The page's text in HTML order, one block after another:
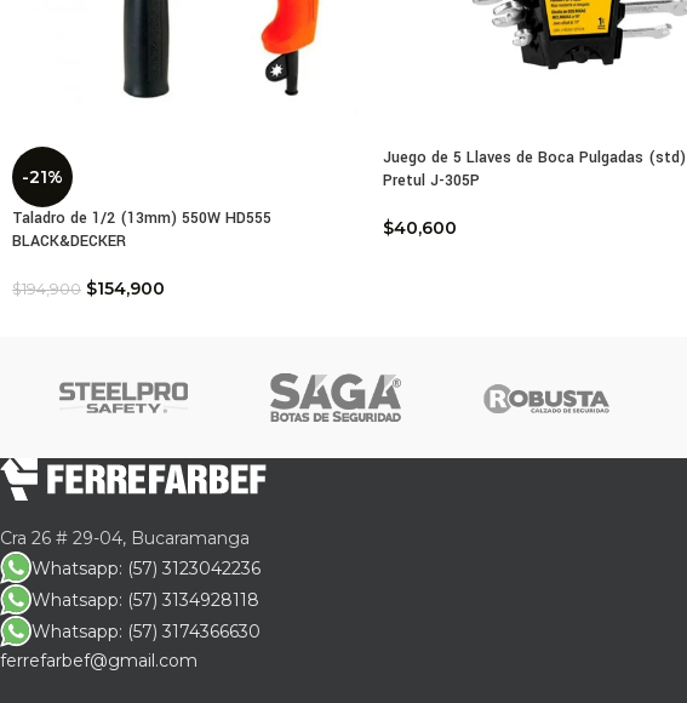
-21%
Taladro de 1/2 (13mm) 550W HD555
BLACK&DECKER
$194,900 $154,900
Juego de 5 Llaves de Boca Pulgadas (std)
Pretul J-305P
$40,600
Cra 26 # 29-04, Bucaramanga
Whatsapp: (57) 3123042236
Whatsapp: (57) 3134928118
Whatsapp: (57) 3174366630
ferrefarbef@gmail.com